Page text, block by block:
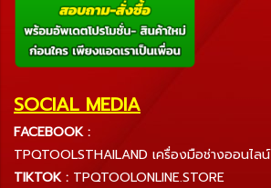
SOCIAL MEDIA
FACEBOOK :
TPQTOOLSTHAILAND เครื่องมือช่างออนไลน์
TIKTOK : TPQTOOLONLINE.STORE